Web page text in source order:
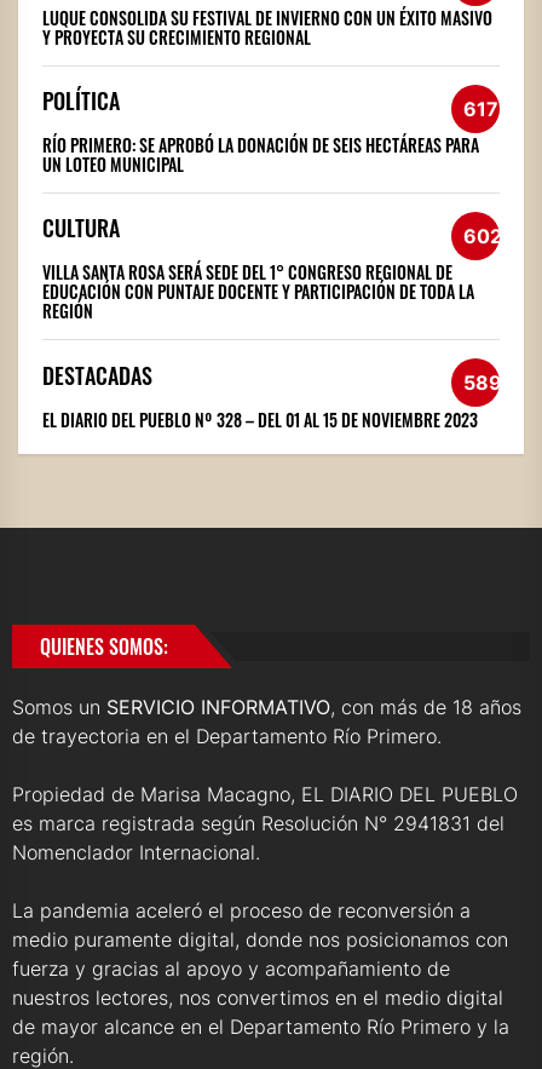
LUQUE CONSOLIDA SU FESTIVAL DE INVIERNO CON UN ÉXITO MASIVO
Y PROYECTA SU CRECIMIENTO REGIONAL
POLÍTICA 617
RÍO PRIMERO: SE APROBÓ LA DONACIÓN DE SEIS HECTÁREAS PARA
UN LOTEO MUNICIPAL
CULTURA 602
VILLA SANTA ROSA SERÁ SEDE DEL 1° CONGRESO REGIONAL DE
EDUCACIÓN CON PUNTAJE DOCENTE Y PARTICIPACIÓN DE TODA LA
REGIÓN
DESTACADAS 589
EL DIARIO DEL PUEBLO Nº 328 – DEL 01 AL 15 DE NOVIEMBRE 2023
QUIENES SOMOS:
Somos un SERVICIO INFORMATIVO, con más de 18 años
de trayectoria en el Departamento Río Primero.
Propiedad de Marisa Macagno, EL DIARIO DEL PUEBLO
es marca registrada según Resolución N° 2941831 del
Nomenclador Internacional.
La pandemia aceleró el proceso de reconversión a
medio puramente digital, donde nos posicionamos con
fuerza y gracias al apoyo y acompañamiento de
nuestros lectores, nos convertimos en el medio digital
de mayor alcance en el Departamento Río Primero y la
región.